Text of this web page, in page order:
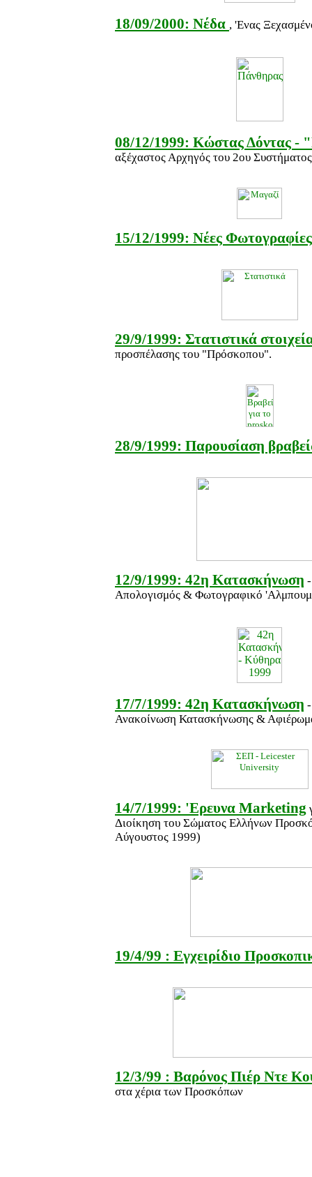
18/09/2000: Νέδα , 'Ενας
08/12/1999: Κώστας Δόντας -
αξέχαστος Αρχηγός του 2ου
15/12/1999: Νέες Φωτογραφίες
29/9/1999: Στατιστικά
προσπέλασης του "Πρόσκοπου".
28/9/1999: Παρουσίαση
12/9/1999: 42η Κατασκήνωση
Απολογισμός & Φωτογραφικό 'Αλμπουμ
17/7/1999: 42η Κατασκήνωση
Ανακοίνωση Κατασκήνωσης &
14/7/1999: 'Ερευνα Marketing
Διοίκηση του Σώματος Ελλήνων
Αύγουστος 1999)
19/4/99 : Εγχειρίδιο
12/3/99 : Βαρόνος Πιέρ Ντε
στα χέρια των Προσκόπων